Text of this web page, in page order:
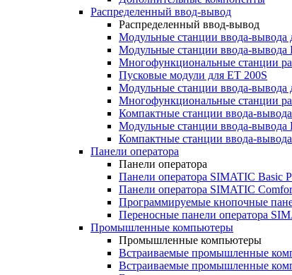
Распределенный ввод-вывод
Распределенный ввод-вывод
Модульные станции ввода-
Модульные станции ввода-вывода
Многофункциональные станции
Пусковые модули для ET 200S
Модульные станции ввода-вывода
Многофункциональные станции
Компактные станции ввода-
Модульные станции ввода-вывода
Компактные станции ввода-
Панели оператора
Панели оператора
Панели оператора SIMATIC Basic
Панели оператора SIMATIC
Программируемые кнопочные
Переносные панели оператора
Промышленные компьютеры
Промышленные компьютеры
Встраиваемые промышленные
Встраиваемые промышленные